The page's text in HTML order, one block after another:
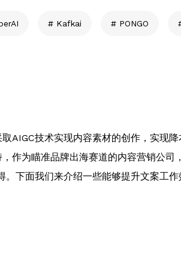
Kafkai PONGO
AIGC技术实现内容素材的创作，实现
作为瞄准品牌出海赛道的内容营销公司
下面我们来介绍一些能够提升文案工作